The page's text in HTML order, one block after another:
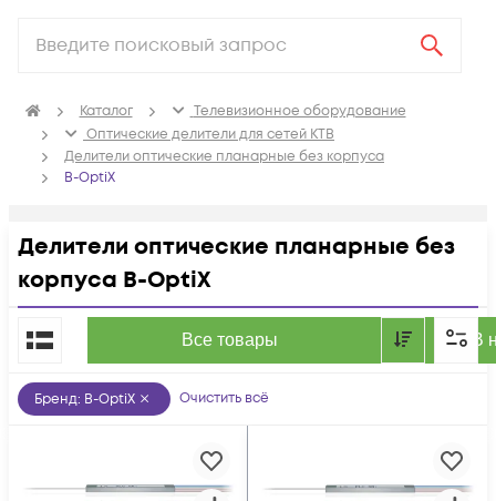
Каталог
Телевизионное оборудование
Оптические делители для сетей КТВ
Делители оптические планарные без корпуса
B-OptiX
Делители оптические планарные без
корпуса B-OptiX
Все товары В
По популярности
Бренд: B-OptiX Очистить всё